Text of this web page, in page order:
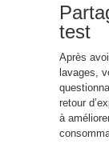
test
Après
lavages,
retour
à